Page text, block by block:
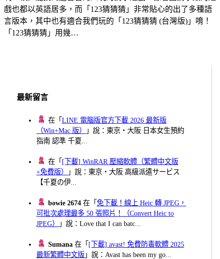
戲也都以英語居多，而「123猜猜猜」非常貼心的出了多種語
言版本，其中也有適合我們玩的「123猜猜猜 (台灣版)」唷！
「123猜猜猜」用幾…
最新留言
在「LINE 電腦版官方下載 2026 最新版
（Win+Mac 版）
」說：東京・大阪 日本女生預約
指南 認準 千夏...
在「 [下載] WinRAR 壓縮軟體（繁體中文版
+免費版）
」說：東京・大阪 高級派遣サービス
【千夏の伊...
bowie 2674 在「免下載！線上 Heic 轉 JPEG，
可批次處理最多 50 張照片！（Convert Heic to
JPEG）
」說：Love that I can batc...
Sumana 在「 [下載] avast! 免費防毒軟體 2025
最新繁體中文版 」說：Avast has been my go...